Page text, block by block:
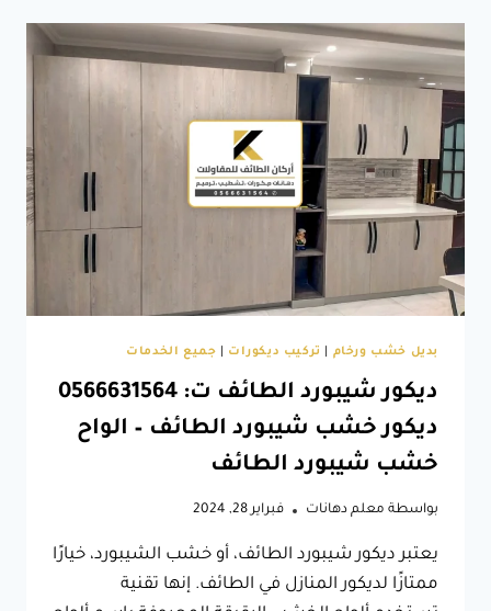
بتصميم
فريد،
احصل
ديكور
حفر
خشب
ثلاثي
الابعاد
بديل خشب ورخام تركيب ديكورات جميع الخدمات
ديكور شيبورد الطائف ت: 0566631564
ديكور خشب شيبورد الطائف – الواح
خشب شيبورد الطائف
بواسطة معلم دهانات فبراير 28, 2024
يعتبر ديكور شيبورد الطائف، أو خشب الشيبورد، خيارًا
ممتازًا لديكور المنازل في الطائف. إنها تقنية